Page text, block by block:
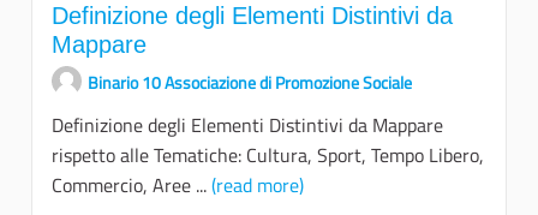
Definizione degli Elementi Distintivi da
Mappare
Binario 10 Associazione di Promozione Sociale
Definizione degli Elementi Distintivi da Mappare
rispetto alle Tematiche: Cultura, Sport, Tempo Libero,
Commercio, Aree ...(read more)